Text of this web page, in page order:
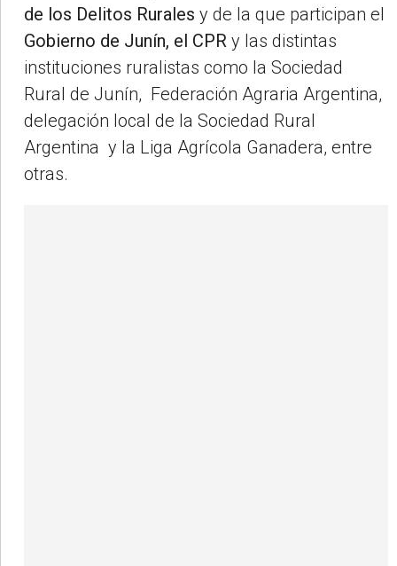
de los Delitos Rurales y de la que participan el
Gobierno de Junín, el CPR y las distintas
instituciones ruralistas como la Sociedad
Rural de Junín, Federación Agraria Argentina,
delegación local de la Sociedad Rural
Argentina y la Liga Agrícola Ganadera, entre
otras.